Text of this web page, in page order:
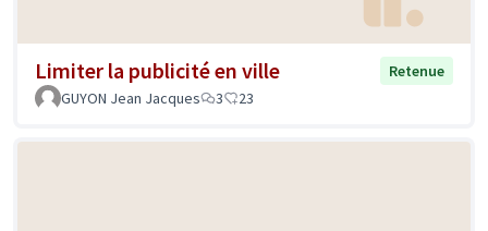
Limiter la publicité en ville
Retenue
GUYON Jean Jacques
3 23